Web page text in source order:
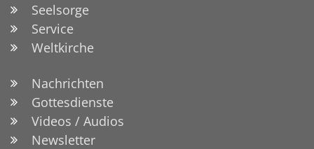
Seelsorge
Service
Weltkirche
Nachrichten
Gottesdienste
Videos / Audios
Newsletter